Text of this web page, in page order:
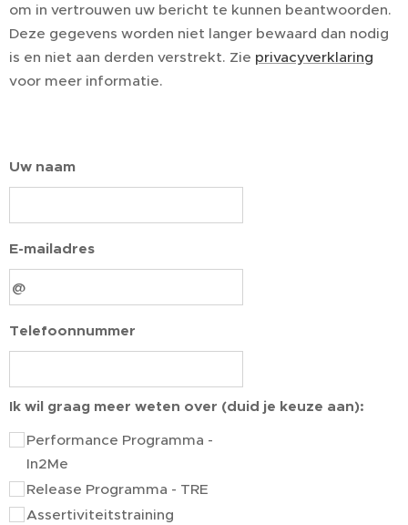
om in vertrouwen uw bericht te kunnen beantwoorden.
Deze gegevens worden niet langer bewaard dan nodig
is en niet aan derden verstrekt. Zie privacyverklaring
voor meer informatie.
Uw naam
E-mailadres
Telefoonnummer
Ik wil graag meer weten over (duid je keuze aan):
Performance Programma -
In2Me
Release Programma - TRE
Assertiviteitstraining